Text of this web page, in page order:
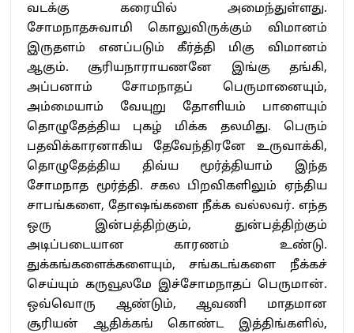
வடக்கு கரையில் அமைந்துள்ளது.
சோமநாதசுவாமி கொலுவிருக்கும் விமானம்
இருதளம் எனப்படும் கீர்த்தி மிகு விமானம்
ஆகும். சூரியநாராயணனே இங்கு தங்கி,
அப்பனாம் சோமநாதப் பெருமானையும்,
அம்மையாம் வேயுறு தோளியம் பாளையும்
தொழுதேத்திய புகழ் மிக்க தலமிது. பெரும்
பதவிக்காரனாகிய தேவேந்திரனே உருவாக்கி,
தொழுதேத்திய திவ்ய மூர்த்தியாம் இந்த
சோமநாத மூர்த்தி. சகல பிறவிகளிலும் ஏந்திய
சாபங்களை, தோஷங்களை நீக்க வல்லவர். எந்த
ஒரு இன்பத்திற்கும், துன்பத்திற்கும்
அடிப்படையான காரணம் உண்டு.
துக்கங்களைக்களையும், சங்கடங்களை நீக்கச்
செய்யும் கருவூலமே இச்சோமநாதப் பெருமான்.
ஒவ்வொரு ஆண்டும், ஆவணி மாதமான
சூரியன் ஆதிக்கங் கொண்ட இத்திங்களில்,